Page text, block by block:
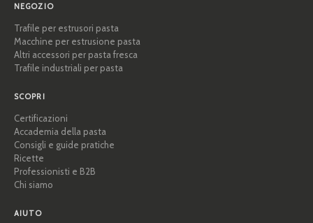
NEGOZIO
Trafile per estrusori pasta
Macchine per estrusione pasta
Altri accessori per pasta fresca
Trafile industriali per pasta
SCOPRI
Certificazioni
Accademia della pasta
Consigli e guide pratiche
Ricette
Professionisti e B2B
Chi siamo
AIUTO